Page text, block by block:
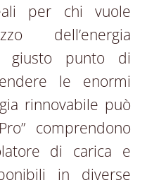
per chi vuole
dell’energia
giusto punto di
le enormi
rinnovabile può
comprendono
di carica e
in diverse